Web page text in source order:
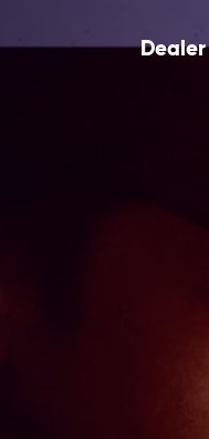
Dealer